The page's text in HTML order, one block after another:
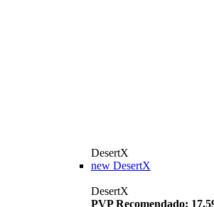
DesertX
new DesertX
DesertX
PVP Recomendado: